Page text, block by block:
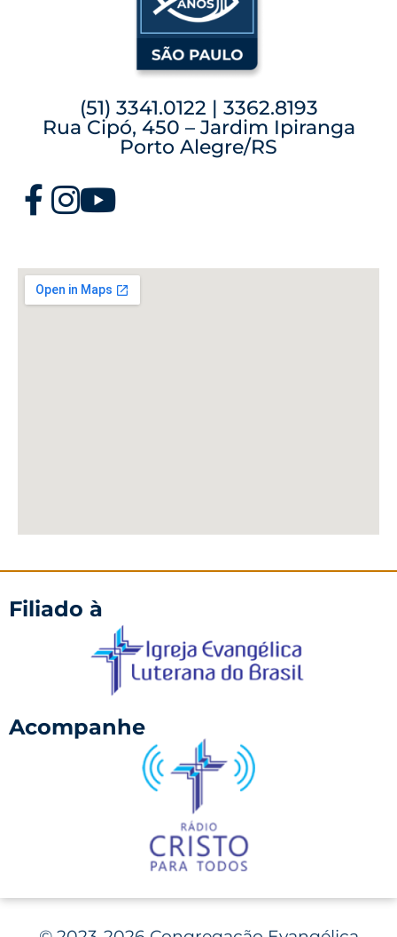
(51) 3341.0122 | 3362.8193
Rua Cipó, 450 – Jardim Ipiranga
Porto Alegre/RS
Filiado à
Acompanhe